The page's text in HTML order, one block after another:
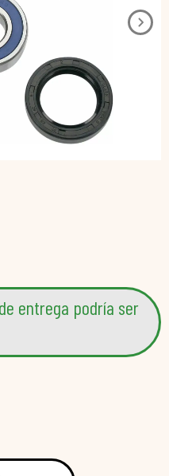
entrega podría ser